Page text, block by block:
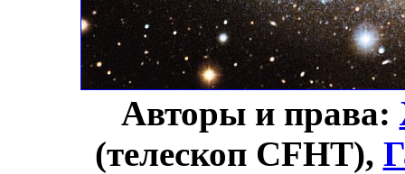
Авторы и права:
(телескоп CFHT),